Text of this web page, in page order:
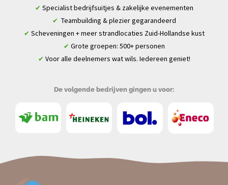
✔ Specialist bedrijfsuitjes & zakelijke evenementen
✔ Teambuilding & plezier gegarandeerd
✔ Scheveningen + meer strandlocaties Zuid-Hollandse kust
✔ Grote groepen: 500+ personen
✔ Voor alle deelnemers wat wils. Iedereen geniet!
De volgende bedrijven gingen u voor: